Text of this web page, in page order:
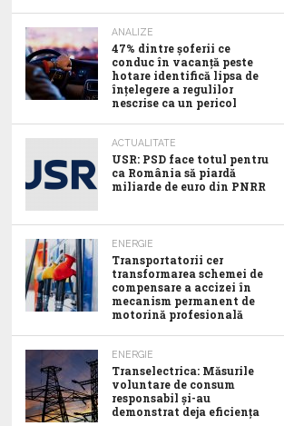
ANALIZE
47% dintre șoferii ce
conduc în vacanță peste
hotare identifică lipsa de
înțelegere a regulilor
nescrise ca un pericol
ACTUALITATE
USR: PSD face totul pentru
ca România să piardă
miliarde de euro din PNRR
ENERGIE
Transportatorii cer
transformarea schemei de
compensare a accizei în
mecanism permanent de
motorină profesională
ENERGIE
Transelectrica: Măsurile
voluntare de consum
responsabil şi-au
demonstrat deja eficienţa